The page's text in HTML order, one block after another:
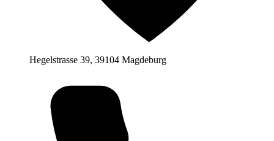
Hegelstrasse 39, 39104 Magdeburg